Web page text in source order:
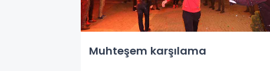
Muhteşem karşılama